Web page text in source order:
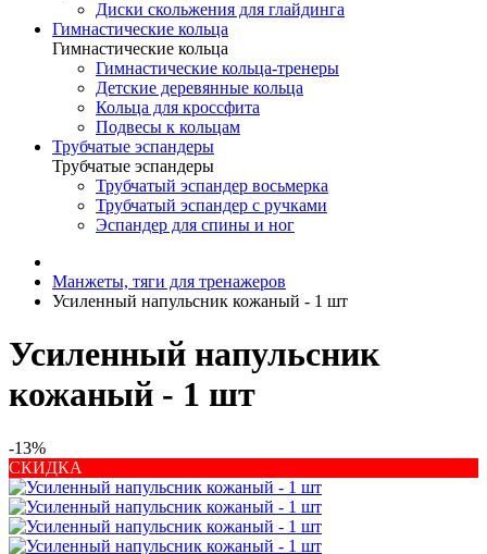
Диски скольжения для глайдинга
Гимнастические кольца
Гимнастические кольца
Гимнастические кольца-тренеры
Детские деревянные кольца
Кольца для кроссфита
Подвесы к кольцам
Трубчатые эспандеры
Трубчатые эспандеры
Трубчатый эспандер восьмерка
Трубчатый эспандер с ручками
Эспандер для спины и ног
Манжеты, тяги для тренажеров
Усиленный напульсник кожаный - 1 шт
Усиленный напульсник
кожаный - 1 шт
-13%
СКИДКА